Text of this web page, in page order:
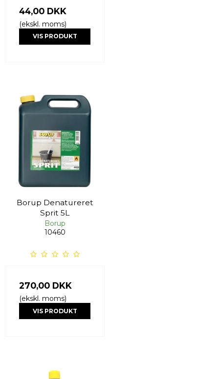
44,00 DKK
(ekskl. moms)
VIS PRODUKT
Borup Denatureret
Sprit 5L
Borup
10460
270,00 DKK
(ekskl. moms)
VIS PRODUKT